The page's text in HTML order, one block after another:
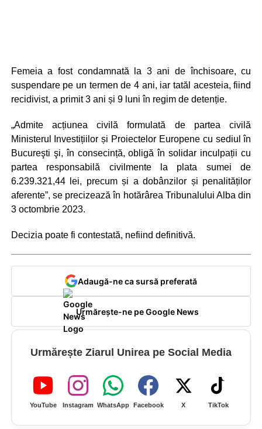
Femeia a fost condamnată la 3 ani de închisoare, cu
suspendare pe un termen de 4 ani, iar tatăl acesteia, fiind
recidivist, a primit 3 ani și 9 luni în regim de detenție.
„Admite acțiunea civilă formulată de partea civilă
Ministerul Investițiilor și Proiectelor Europene cu sediul în
Bucureşti şi, în consecință, obligă în solidar inculpații cu
partea responsabilă civilmente la plata sumei de
6.239.321,44 lei, precum și a dobânzilor și penalităților
aferente”, se precizează în hotărârea Tribunalului Alba din
3 octombrie 2023.
Decizia poate fi contestată, nefiind definitivă.
Adaugă-ne ca sursă preferată
Urmărește-ne pe Google News
Urmărește Ziarul Unirea pe Social Media
YouTube Instagram WhatsApp Facebook X TikTok